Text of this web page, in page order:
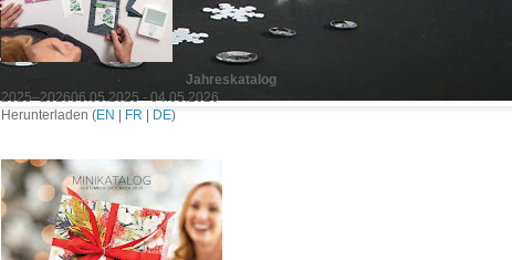
Jahreskatalog
2025–202606.05.2025 - 04.05.2026
Herunterladen (EN FR DE)